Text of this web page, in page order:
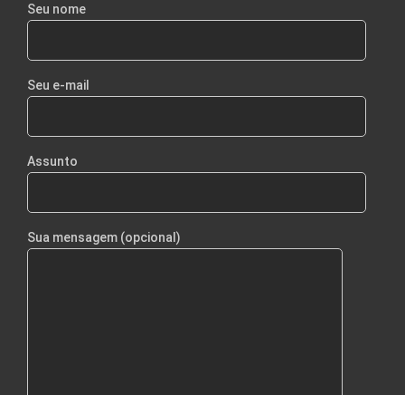
Seu nome
Seu e-mail
Assunto
Sua mensagem (opcional)